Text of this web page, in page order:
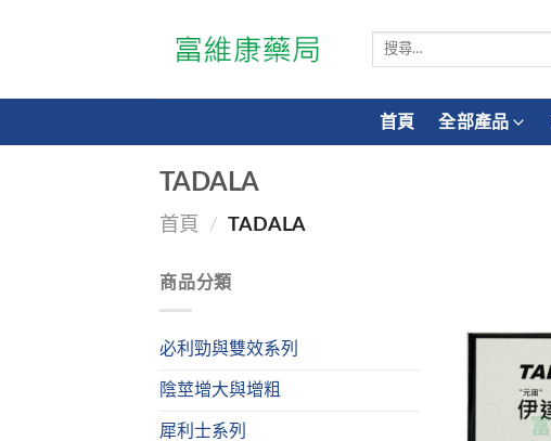
搜
鍵
字:
首頁 全部產品
TADALA
首頁 / TADALA
商品分類
必利勁與雙效系列
陰莖增大與增粗
犀利士系列